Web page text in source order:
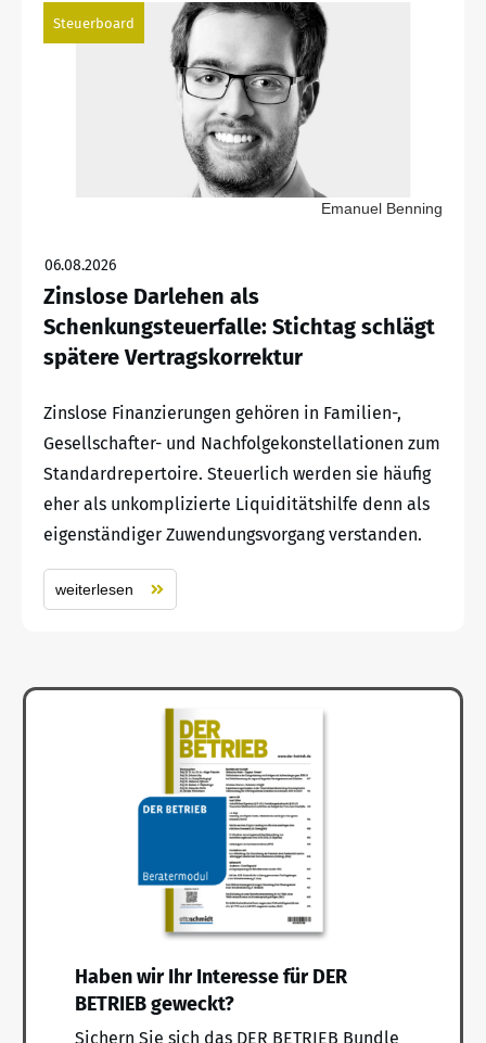
Steuerboard
Emanuel Benning
06.08.2026
Zinslose Darlehen als
Schenkungsteuerfalle: Stichtag schlägt
spätere Vertragskorrektur
Zinslose Finanzierungen gehören in Familien-,
Gesellschafter- und Nachfolgekonstellationen zum
Standardrepertoire. Steuerlich werden sie häufig
eher als unkomplizierte Liquiditätshilfe denn als
eigenständiger Zuwendungsvorgang verstanden.
weiterlesen
Haben wir Ihr Interesse für DER
BETRIEB geweckt?
Sichern Sie sich das DER BETRIEB Bundle